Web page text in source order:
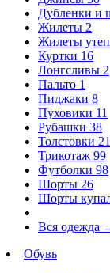
Дубленки и
Жилеты 2
Жилеты
Куртки 16
Лонгсливы 2
Пальто 1
Пиджаки 8
Пуховики 11
Рубашки 38
Толстовки 21
Трикотаж 99
Футболки 98
Шорты 26
Шорты
Вся одежда
Обувь